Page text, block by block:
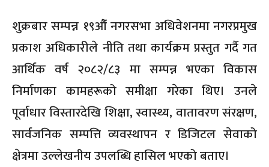
शुक्रबार सम्पन्न १९औँ नगरसभा अधिवेशनमा नगरप्रमुख
प्रकाश अधिकारीले नीति तथा कार्यक्रम प्रस्तुत गर्दै गत
आर्थिक वर्ष २०८२/८३ मा सम्पन्न भएका विकास
निर्माणका कामहरूको समीक्षा गरेका थिए। उनले
पूर्वाधार विस्तारदेखि शिक्षा, स्वास्थ्य, वातावरण संरक्षण,
सार्वजनिक सम्पत्ति व्यवस्थापन र डिजिटल सेवाको
क्षेत्रमा उल्लेखनीय उपलब्धि हासिल भएको बताए।